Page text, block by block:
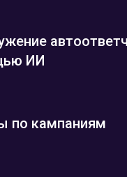
ИИ
по кампаниям